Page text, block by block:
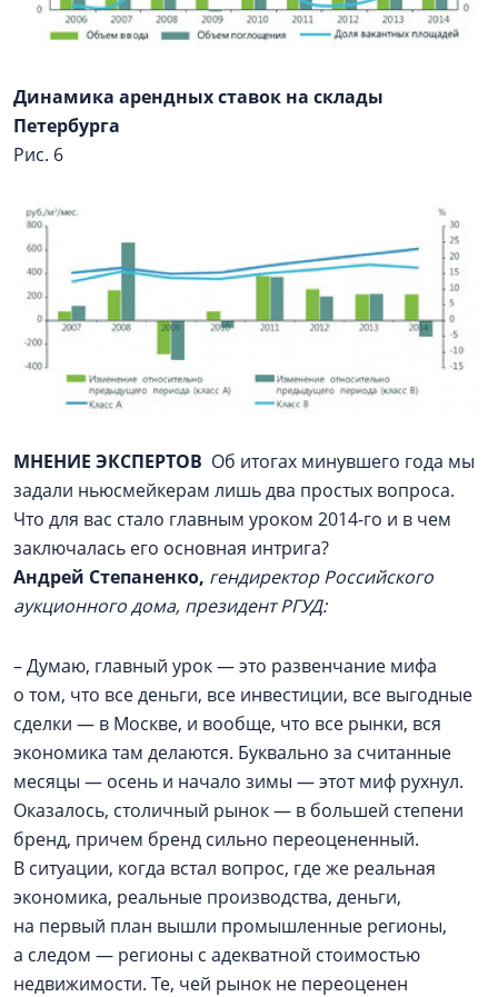
Динамика арендных ставок на склады
Петербурга
Рис. 6
МНЕНИЕ ЭКСПЕРТОВ Об итогах минувшего года мы
задали ньюсмейкерам лишь два простых вопроса.
Что для вас стало главным уроком 2014-го и в чем
заключалась его основная интрига?
Андрей Степаненко, гендиректор Российского
аукционного дома, президент РГУД:
– Думаю, главный урок — это развенчание мифа
о том, что все деньги, все инвестиции, все выгодные
сделки — в Москве, и вообще, что все рынки, вся
экономика там делаются. Буквально за считанные
месяцы — осень и начало зимы — этот миф рухнул.
Оказалось, столичный рынок — в большей степени
бренд, причем бренд сильно переоцененный.
В ситуации, когда встал вопрос, где же реальная
экономика, реальные производства, деньги,
на первый план вышли промышленные регионы,
а следом — регионы с адекватной стоимостью
недвижимости. Те, чей рынок не переоценен